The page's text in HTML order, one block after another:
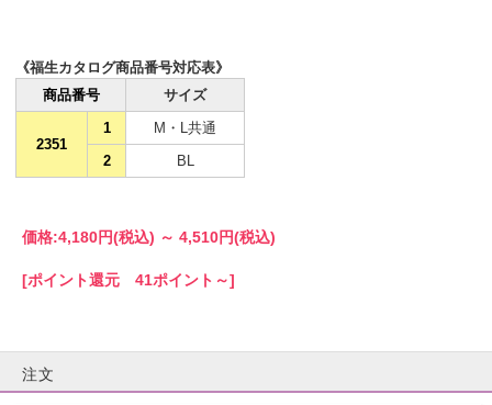
《福生カタログ商品番号対応表》
商品番号
サイズ
2351
1
M・L共通
2
BL
価格:4,180円(税込) ～ 4,510円(税込)
[ポイント還元 41ポイント～]
注文